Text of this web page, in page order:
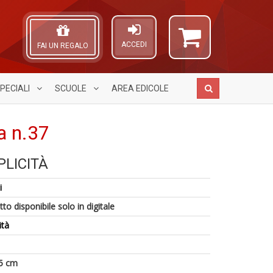
ACCEDI
FAI UN REGALO
SCUOLE AREA EDICOLE
n.37
disponibile solo in digitale
cm